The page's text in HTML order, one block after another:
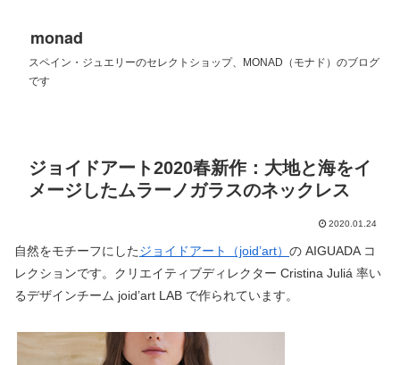
monad
スペイン・ジュエリーのセレクトショップ、MONAD（モナド）のブログ
です
ジョイドアート2020春新作：大地と海をイ
メージしたムラーノガラスのネックレス
2020.01.24
自然をモチーフにしたジョイドアート（joid’art） の AIGUADA コ
レクションです。クリエイティブディレクター Cristina Juliá 率い
るデザインチーム joid’art LAB で作られています。